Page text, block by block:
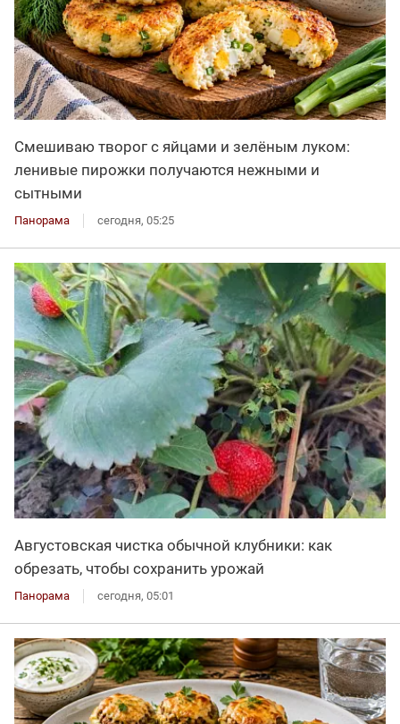
Смешиваю творог с яйцами и зелёным луком:
ленивые пирожки получаются нежными и
сытными
Панорама сегодня, 05:25
Августовская чистка обычной клубники: как
обрезать, чтобы сохранить урожай
Панорама сегодня, 05:01